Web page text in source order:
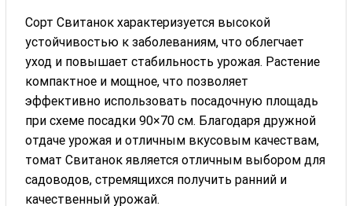
Сорт Свитанок характеризуется высокой
устойчивостью к заболеваниям, что облегчает
уход и повышает стабильность урожая. Растение
компактное и мощное, что позволяет
эффективно использовать посадочную площадь
при схеме посадки 90×70 см. Благодаря дружной
отдаче урожая и отличным вкусовым качествам,
томат Свитанок является отличным выбором для
садоводов, стремящихся получить ранний и
качественный урожай.